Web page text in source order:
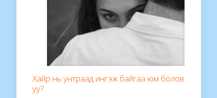
Хайр нь унтраад ингэж байгаа юм болов
уу?